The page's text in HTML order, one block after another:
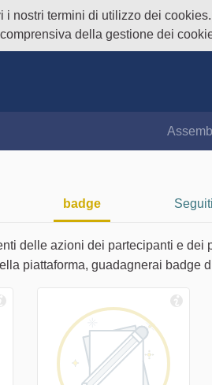
termini di utilizzo dei
della gestione dei
badge Seguiti
delle azioni dei partecipanti e
piattaforma, guadagnerai badge